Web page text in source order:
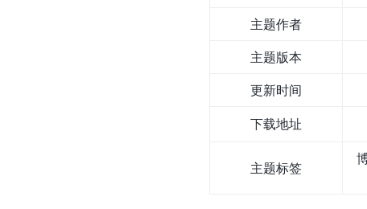
主题作者
主题版本
更新时间
下载地址
主题标签